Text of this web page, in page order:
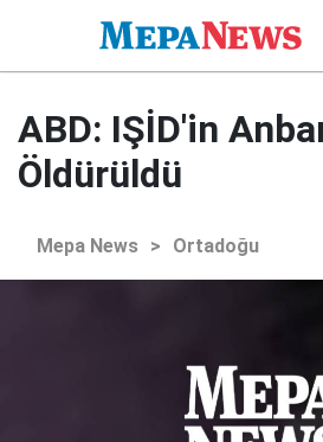
ABD: IŞİD'in
Öldürüldü
Mepa News > Ortadoğu